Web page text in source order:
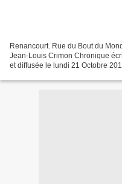
Renancourt. Rue du Bout du
Jean-Louis Crimon Chronique
et diffusée le lundi 21 Octobre